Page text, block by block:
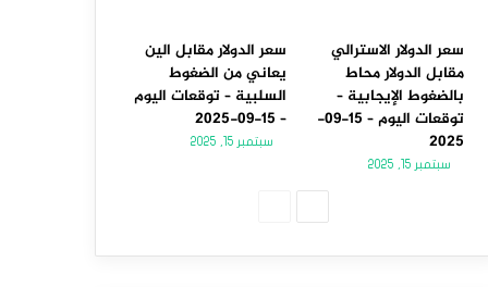
سعر الدولار الاسترالي
مقابل الدولار محاط
بالضغوط الإيجابية –
توقعات اليوم – 15-09-
2025
سبتمبر 15, 2025
سعر الدولار مقابل الين
يعاني من الضغوط
السلبية – توقعات اليوم
– 15-09-2025
سبتمبر 15, 2025